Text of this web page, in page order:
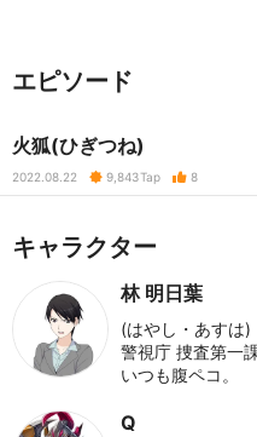
エピソード
火狐(ひぎつね)
2022.08.22 9,843Tap 8
キャラクター
林 明日葉
(はやし・あすは)
警視庁 捜査第一
いつも腹ペコ。
Q